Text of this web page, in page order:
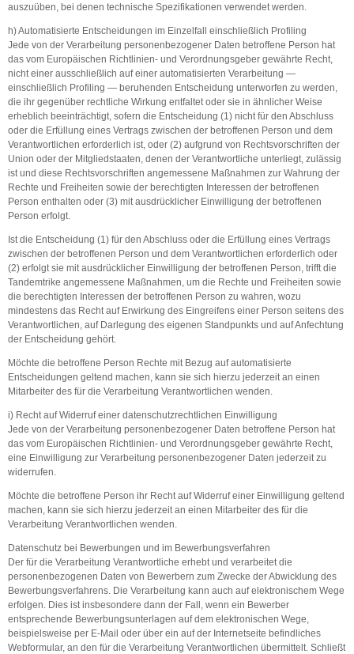
auszuüben, bei denen technische Spezifikationen verwendet werden.
h) Automatisierte Entscheidungen im Einzelfall einschließlich Profiling
Jede von der Verarbeitung personenbezogener Daten betroffene Person hat
das vom Europäischen Richtlinien- und Verordnungsgeber gewährte Recht,
nicht einer ausschließlich auf einer automatisierten Verarbeitung —
einschließlich Profiling — beruhenden Entscheidung unterworfen zu werden,
die ihr gegenüber rechtliche Wirkung entfaltet oder sie in ähnlicher Weise
erheblich beeinträchtigt, sofern die Entscheidung (1) nicht für den Abschluss
oder die Erfüllung eines Vertrags zwischen der betroffenen Person und dem
Verantwortlichen erforderlich ist, oder (2) aufgrund von Rechtsvorschriften der
Union oder der Mitgliedstaaten, denen der Verantwortliche unterliegt, zulässig
ist und diese Rechtsvorschriften angemessene Maßnahmen zur Wahrung der
Rechte und Freiheiten sowie der berechtigten Interessen der betroffenen
Person enthalten oder (3) mit ausdrücklicher Einwilligung der betroffenen
Person erfolgt.
Ist die Entscheidung (1) für den Abschluss oder die Erfüllung eines Vertrags
zwischen der betroffenen Person und dem Verantwortlichen erforderlich oder
(2) erfolgt sie mit ausdrücklicher Einwilligung der betroffenen Person, trifft die
Tandemtrike angemessene Maßnahmen, um die Rechte und Freiheiten sowie
die berechtigten Interessen der betroffenen Person zu wahren, wozu
mindestens das Recht auf Erwirkung des Eingreifens einer Person seitens des
Verantwortlichen, auf Darlegung des eigenen Standpunkts und auf Anfechtung
der Entscheidung gehört.
Möchte die betroffene Person Rechte mit Bezug auf automatisierte
Entscheidungen geltend machen, kann sie sich hierzu jederzeit an einen
Mitarbeiter des für die Verarbeitung Verantwortlichen wenden.
i) Recht auf Widerruf einer datenschutzrechtlichen Einwilligung
Jede von der Verarbeitung personenbezogener Daten betroffene Person hat
das vom Europäischen Richtlinien- und Verordnungsgeber gewährte Recht,
eine Einwilligung zur Verarbeitung personenbezogener Daten jederzeit zu
widerrufen.
Möchte die betroffene Person ihr Recht auf Widerruf einer Einwilligung geltend
machen, kann sie sich hierzu jederzeit an einen Mitarbeiter des für die
Verarbeitung Verantwortlichen wenden.
Datenschutz bei Bewerbungen und im Bewerbungsverfahren
Der für die Verarbeitung Verantwortliche erhebt und verarbeitet die
personenbezogenen Daten von Bewerbern zum Zwecke der Abwicklung des
Bewerbungsverfahrens. Die Verarbeitung kann auch auf elektronischem Wege
erfolgen. Dies ist insbesondere dann der Fall, wenn ein Bewerber
entsprechende Bewerbungsunterlagen auf dem elektronischen Wege,
beispielsweise per E-Mail oder über ein auf der Internetseite befindliches
Webformular, an den für die Verarbeitung Verantwortlichen übermittelt. Schließt